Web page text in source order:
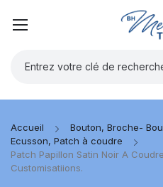
Accueil
Bouton, Broche-
Ecusson, Patch à coudre
Patch Papillon Satin Noir A
Customisatiions.